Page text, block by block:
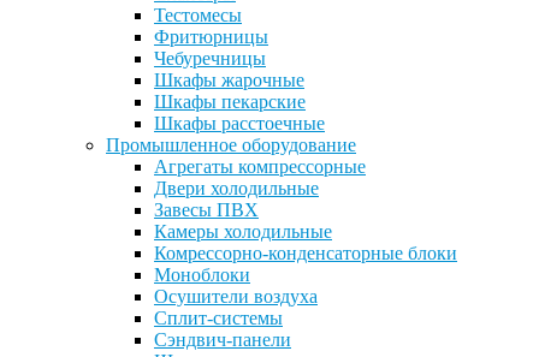
Тестомесы
Фритюрницы
Чебуречницы
Шкафы жарочные
Шкафы пекарские
Шкафы расстоечные
Промышленное оборудование
Агрегаты компрессорные
Двери холодильные
Завесы ПВХ
Камеры холодильные
Комрессорно-конденсаторные блоки
Моноблоки
Осушители воздуха
Сплит-системы
Сэндвич-панели